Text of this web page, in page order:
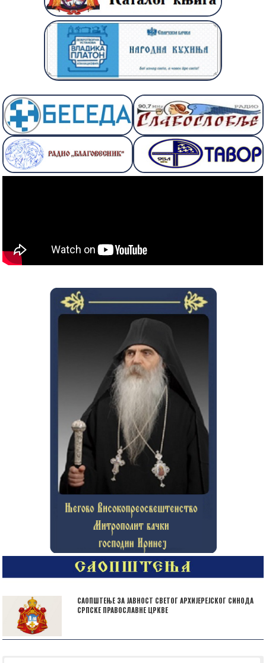
САОПШТЕЊЕ ЗА ЈАВНОСТ СВЕТОГ АРХИЈЕРЕЈСКОГ СИНОДА
СРПСКЕ ПРАВОСЛАВНЕ ЦРКВЕ